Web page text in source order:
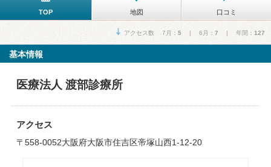
TOP 地図 口コミ
アクセス数 7月： 5 | 6月： 7 | 年間： 127
基本情報
医療法人 渡部診療所
アクセス
〒558-0052大阪府大阪市住吉区帝塚山西1-12-20